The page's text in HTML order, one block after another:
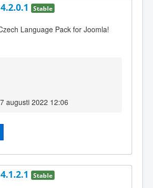
Stable
Language Pack for Joomla!
augusti 2022 12:06
Stable